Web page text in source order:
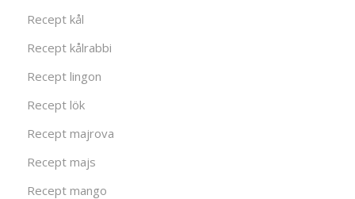
Recept kål
Recept kålrabbi
Recept lingon
Recept lök
Recept majrova
Recept majs
Recept mango